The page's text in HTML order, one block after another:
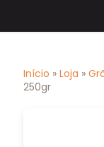
Início » Loja »
250gr